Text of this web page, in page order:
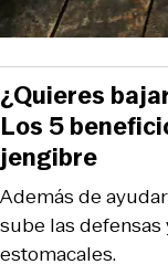
Además de
sube las
estomacales.
¿Quieres
Los 5
jengibre